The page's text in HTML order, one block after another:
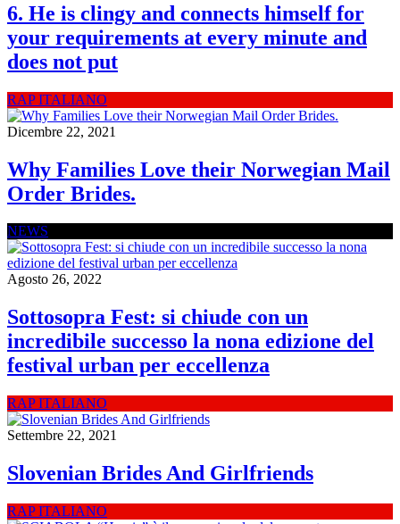
6. He is clingy and connects himself for
your requirements at every minute and
does not put
RAP ITALIANO
Dicembre 22, 2021
Why Families Love their Norwegian Mail
Order Brides.
NEWS
Agosto 26, 2022
Sottosopra Fest: si chiude con un
incredibile successo la nona edizione del
festival urban per eccellenza
RAP ITALIANO
Settembre 22, 2021
Slovenian Brides And Girlfriends
RAP ITALIANO